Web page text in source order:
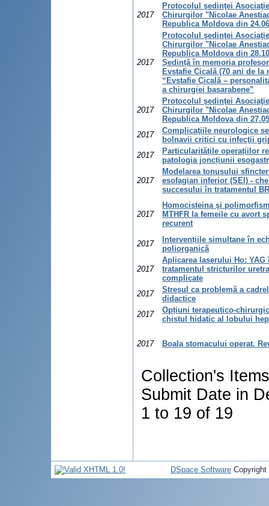
2017
Protocolul şedinţei
Chirurgilor "Nicolae
Republica Moldova din
2017
Protocolul şedinţei
Chirurgilor "Nicolae
Republica Moldova din
Ședință în memoria
Evstafie Cicală (70 ani de la
“Evstafie Cicală –
a chirurgiei basarabene”
2017
Protocolul şedinţei
Chirurgilor "Nicolae
Republica Moldova din
2017
Complicaţiile neurologice
bolnavii critici cu infecţii
2017
Particularitățile operațiilor
patologia joncțiunii
2017
Modelarea tonusului
esofagian inferior (SEI) -
succesului în tratamentul
2017
Homocisteina şi
MTHFR la femeile cu avort
recurent
2017
Intervențiile simultane în
poliorganică
2017
Aplicarea laserului Ho: YAG
tratamentul stricturilor
complicate
2017
Stresul ca problemă a
didactice
2017
Opțiuni terapeutico-
chistul hidatic al lobului
2017 Boala stomacului operat.
Collection's
Submit Date in
1 to 19 of 19
DSpace Software